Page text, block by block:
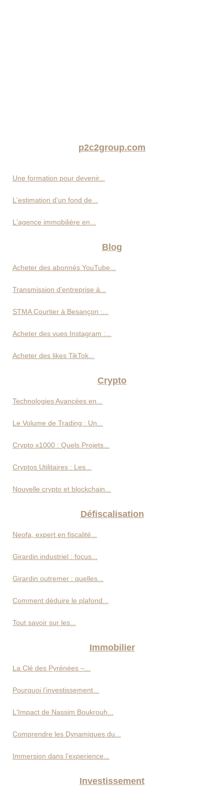
p2c2group.com
Une formation pour devenir...
L'estimation d'un fond de...
L'agence immobilière en...
Blog
Acheter des abonnés YouTube...
Transmission d'entreprise à...
STMA Courtier à Besançon :...
Acheter des vues Instagram :...
Acheter des likes TikTok...
Crypto
Technologies Avancées en...
Le Volume de Trading : Un...
Crypto x1000 : Quels Projets...
Cryptos Utilitaires : Les...
Nouvelle crypto et blockchain...
Défiscalisation
Neofa, expert en fiscalité...
Girardin industriel : focus...
Girardin outremer : quelles...
Comment déduire le plafond...
Tout savoir sur les...
Immobilier
La Clé des Pyrénées –...
Pourquoi l’investissement...
L'Impact de Nassim Boukrouh...
Comprendre les Dynamiques du...
Immersion dans l’experience...
Investissement